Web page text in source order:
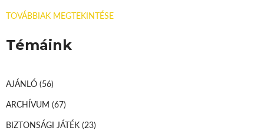
TOVÁBBIAK MEGTEKINTÉSE
Témáink
AJÁNLÓ (56)
ARCHÍVUM (67)
BIZTONSÁGI JÁTÉK (23)